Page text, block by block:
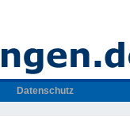
Datenschutz